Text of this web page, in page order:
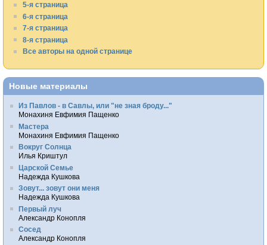
5-я страница
6-я страница
7-я страница
8-я страница
Все авторы на одной странице
Новые материалы
Из Павлов - в Савлы, или "не зная броду..."
Монахиня Евфимия Пащенко
Мастера
Монахиня Евфимия Пащенко
Вокруг Солнца
Илья Криштул
Царской Семье
Надежда Кушкова
Зовут... зовут они меня
Надежда Кушкова
Первый луч
Александр Конопля
Сосед
Александр Конопля